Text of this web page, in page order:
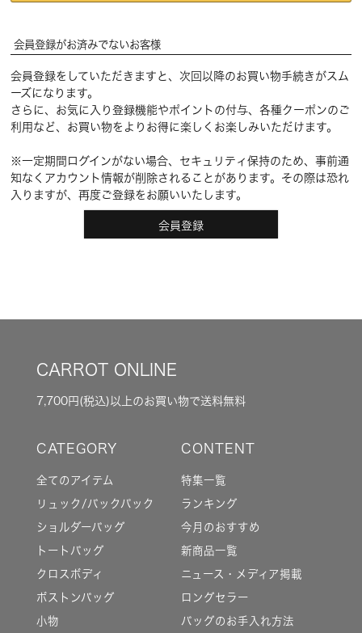
会員登録がお済みでないお客様
会員登録をしていただきますと、次回以降のお買い物手続きがスム
ーズになります。
さらに、お気に入り登録機能やポイントの付与、各種クーポンのご
利用など、お買い物をよりお得に楽しくお楽しみいただけます。
※一定期間ログインがない場合、セキュリティ保持のため、事前通
知なくアカウント情報が削除されることがあります。その際は恐れ
入りますが、再度ご登録をお願いいたします。
会員登録
CARROT ONLINE
7,700円(税込)以上のお買い物で送料無料
全てのアイテム
リュック/バックパック
ショルダーバッグ
トートバッグ
クロスボディ
ボストンバッグ
小物
特集一覧
ランキング
今月のおすすめ
新商品一覧
ニュース・メディア掲載
ロングセラー
バッグのお手入れ方法